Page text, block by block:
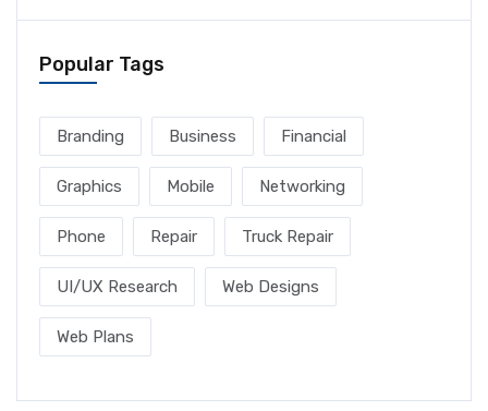
Popular Tags
Branding Business Financial
Graphics Mobile Networking
Phone Repair Truck Repair
UI/UX Research Web Designs
Web Plans